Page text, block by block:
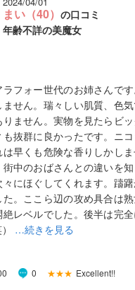
まい（40） の口コミ
年齢不詳の美魔女
ラフォー世代のお姉さんで
せん。瑞々しい肌質、色
ません。実物を見たらビ
も抜群に良かったです。ニ
は早くも危険な香りしかし
中のおばさんとの違いを
々にほぐしてくれます。躊
た。ここら辺の攻め具合は
絶レベルでした。後半は完
…続きを見る
0 ★★★ Excellent!!